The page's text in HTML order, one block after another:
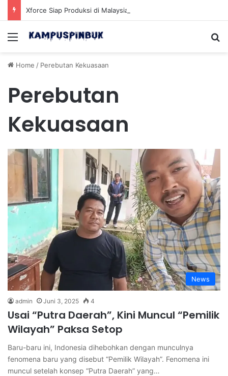
Menu
Home / Perebutan Kekuasaan
Perebutan
Kekuasaan
News
admin Juni 3, 2025 4
Usai “Putra Daerah”, Kini Muncul “Pemilik
Wilayah” Paksa Setop
Baru-baru ini, Indonesia dihebohkan dengan munculnya
fenomena baru yang disebut “Pemilik Wilayah”. Fenomena ini
muncul setelah konsep “Putra Daerah” yang…